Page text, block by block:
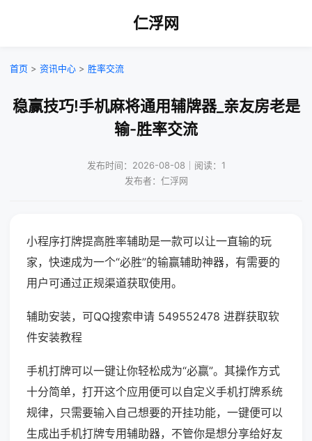
仁浮网
首页 > 资讯中心 > 胜率交流
稳赢技巧!手机麻将通用辅牌器_亲友房老是
输-胜率交流
发布时间：2026-08-08｜阅读：1
发布者：仁浮网
小程序打牌提高胜率辅助是一款可以让一直输的玩
家，快速成为一个“必胜”的输赢辅助神器，有需要的
用户可通过正规渠道获取使用。
辅助安装，可QQ搜索申请 549552478 进群获取软
件安装教程
手机打牌可以一键让你轻松成为“必赢”。其操作方式
十分简单，打开这个应用便可以自定义手机打牌系统
规律，只需要输入自己想要的开挂功能，一键便可以
生成出手机打牌专用辅助器，不管你是想分享给好友